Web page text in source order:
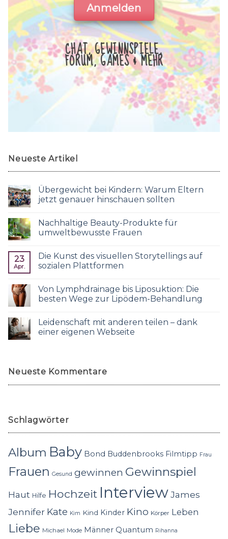
Anmelden
CHAT, GEWINNSPIELE,
FORUM, GAMES & MEHR
Neueste Artikel
Übergewicht bei Kindern: Warum Eltern
jetzt genauer hinschauen sollten
Nachhaltige Beauty-Produkte für
umweltbewusste Frauen
23
Apr.
Die Kunst des visuellen Storytellings auf
sozialen Plattformen
Von Lymphdrainage bis Liposuktion: Die
besten Wege zur Lipödem-Behandlung
Leidenschaft mit anderen teilen – dank
einer eigenen Webseite
Neueste Kommentare
Schlagwörter
Album Baby Bond Buddenbrooks Filmtipp Frau
Frauen Gesund gewinnen Gewinnspiel
Haut Hilfe Hochzeit InterviewJames
Jennifer Kate Kim Kind Kinder Kino Körper Leben
Liebe Michael Mode Männer Quantum Rihanna